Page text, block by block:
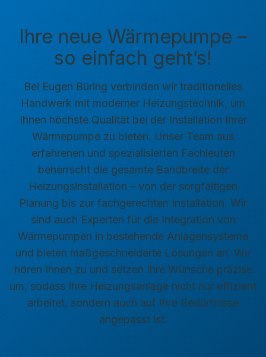
Ihre neue Wärmepumpe –
so einfach geht’s!
Bei Eugen Büring verbinden wir traditionelles
Handwerk mit moderner Heizungstechnik, um
Ihnen höchste Qualität bei der Installation Ihrer
Wärmepumpe zu bieten. Unser Team aus
erfahrenen und spezialisierten Fachleuten
beherrscht die gesamte Bandbreite der
Heizungsinstallation – von der sorgfältigen
Planung bis zur fachgerechten Installation. Wir
sind auch Experten für die Integration von
Wärmepumpen in bestehende Anlagensysteme
und bieten maßgeschneiderte Lösungen an. Wir
hören Ihnen zu und setzen Ihre Wünsche präzise
um, sodass Ihre Heizungsanlage nicht nur effizient
arbeitet, sondern auch auf Ihre Bedürfnisse
angepasst ist.